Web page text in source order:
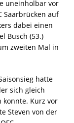
uneinholbar vor
Saarbrücken auf
dabei einen
Busch (53.)
zweiten Mal in
hatte
sich gleich
konnte. Kurz vor
Steven von der